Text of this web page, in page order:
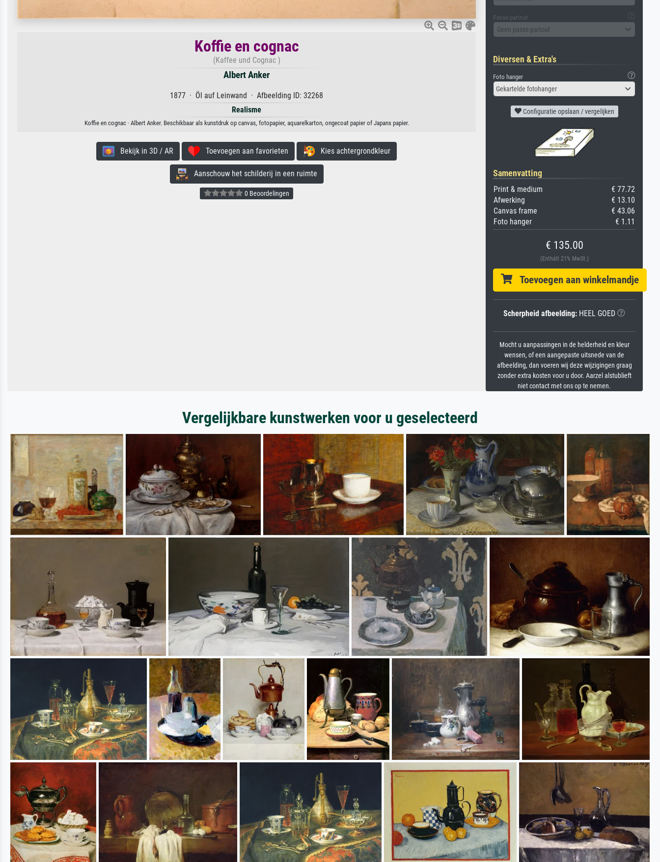
Koffie en cognac
(Kaffee und Cognac )
Albert Anker
1877 · Öl auf Leinwand · Afbeelding ID: 32268
Realisme
Koffie en cognac · Albert Anker. Beschikbaar als kunstdruk op canvas, fotopapier, aquarelkarton, ongecoat papier of Japans papier.
Bekijk in 3D / AR Toevoegen aan favorieten Kies achtergrondkleur
Aanschouw het schilderij in een ruimte
0 Beoordelingen
Passe-partout
Geen passe-partout
Diversen & Extra's
Foto hanger
Gekartelde fotohanger
Configuratie opslaan / vergelijken
Samenvatting
Print & medium
€ 77.72
Afwerking
€ 13.10
Canvas frame
€ 43.06
Foto hanger
€ 1.11
€ 135.00
(Enthält 21% MwSt.)
Toevoegen aan winkelmandje
Scherpheid afbeelding: HEEL GOED
Mocht u aanpassingen in de helderheid en kleur
wensen, of een aangepaste uitsnede van de
afbeelding, dan voeren wij deze wijzigingen graag
zonder extra kosten voor u door. Aarzel alstublieft
niet contact met ons op te nemen.
Vergelijkbare kunstwerken voor u geselecteerd